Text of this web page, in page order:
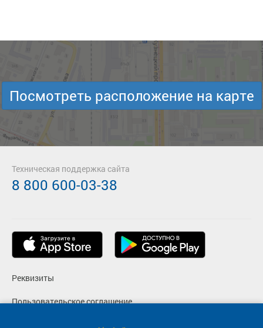
Посмотреть расположение на карте
Реквизиты
Пользовательское соглашение
Политика конфиденциальности
Техническая поддержка сайта
8 800 600-03-38